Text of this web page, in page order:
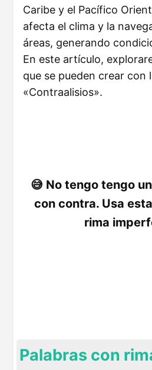
Caribe y el Pacífico
afecta el clima y la
áreas, generando
En este artículo,
que se pueden crear con
«Contraalisios».
No tengo tengo
con contra. Usa
rima
Palabras con